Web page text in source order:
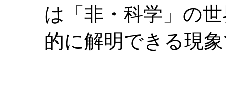
は「非・科学」の
的に解明できる現